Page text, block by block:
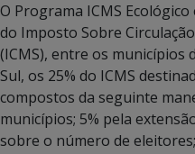
O Programa ICMS
do Imposto Sobre
(ICMS), entre os municípios
Sul, os 25% do ICMS
compostos da seguinte
municípios; 5% pela
sobre o número de